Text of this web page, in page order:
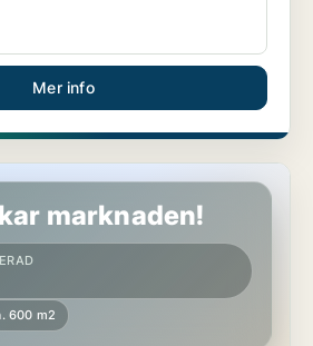
Mer info
marknaden!
600 m2